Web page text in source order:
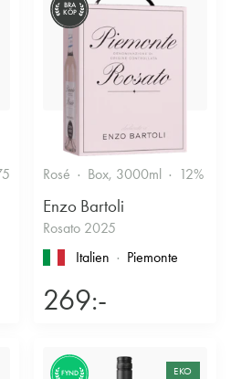
12.5% Fruktigt & Smakrikt
BRA
KÖP
Rosé Box, 3000ml 12%
Enzo Bartoli
Rosato 2025
Italien
Piemonte
269:-
FYND EKO